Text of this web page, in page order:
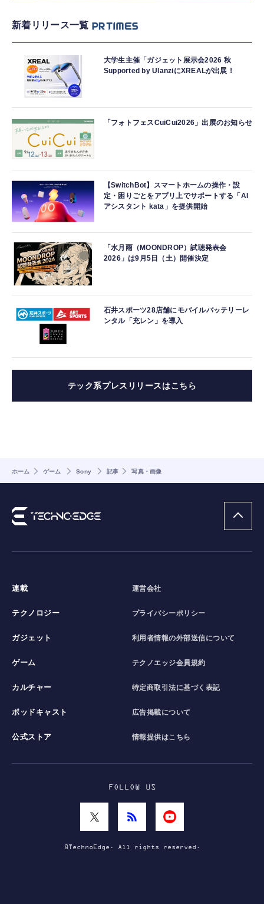
新着リリース一覧
大学生主催「ガジェット展示会2026 秋
Supported by UlanziにXREALが出展！
「フォトフェスCuiCui2026」出展のお知らせ
【SwitchBot】スマートホームの操作・設
定・困りごとをアプリ上でサポートする「AI
アシスタント kata」を提供開始
「水月雨（MOONDROP）試聴発表会
2026」は9月5日（土）開催決定
石井スポーツ28店舗にモバイルバッテリーレ
ンタル「充レン」を導入
テック系プレスリリースはこちら
ホーム ゲーム Sony 記事 写真・画像
連載
テクノロジー
ガジェット
ゲーム
カルチャー
ポッドキャスト
公式ストア
運営会社
プライバシーポリシー
利用者情報の外部送信について
テクノエッジ会員規約
特定商取引法に基づく表記
広告掲載について
情報提供はこちら
FOLLOW US
©TechnoEdge. All rights reserved.